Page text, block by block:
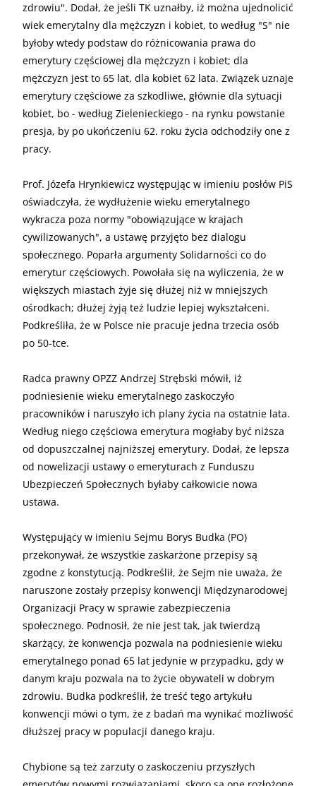
zdrowiu". Dodał, że jeśli TK uznałby, iż można ujednolicić
wiek emerytalny dla mężczyzn i kobiet, to według "S" nie
byłoby wtedy podstaw do różnicowania prawa do
emerytury częściowej dla mężczyzn i kobiet; dla
mężczyzn jest to 65 lat, dla kobiet 62 lata. Związek uznaje
emerytury częściowe za szkodliwe, głównie dla sytuacji
kobiet, bo - według Zielenieckiego - na rynku powstanie
presja, by po ukończeniu 62. roku życia odchodziły one z
pracy.
Prof. Józefa Hrynkiewicz występując w imieniu posłów PiS
oświadczyła, że wydłużenie wieku emerytalnego
wykracza poza normy "obowiązujące w krajach
cywilizowanych", a ustawę przyjęto bez dialogu
społecznego. Poparła argumenty Solidarności co do
emerytur częściowych. Powołała się na wyliczenia, że w
większych miastach żyje się dłużej niż w mniejszych
ośrodkach; dłużej żyją też ludzie lepiej wykształceni.
Podkreśliła, że w Polsce nie pracuje jedna trzecia osób
po 50-tce.
Radca prawny OPZZ Andrzej Strębski mówił, iż
podniesienie wieku emerytalnego zaskoczyło
pracowników i naruszyło ich plany życia na ostatnie lata.
Według niego częściowa emerytura mogłaby być niższa
od dopuszczalnej najniższej emerytury. Dodał, że lepsza
od nowelizacji ustawy o emeryturach z Funduszu
Ubezpieczeń Społecznych byłaby całkowicie nowa
ustawa.
Występujący w imieniu Sejmu Borys Budka (PO)
przekonywał, że wszystkie zaskarżone przepisy są
zgodne z konstytucją. Podkreślił, że Sejm nie uważa, że
naruszone zostały przepisy konwencji Międzynarodowej
Organizacji Pracy w sprawie zabezpieczenia
społecznego. Podnosił, że nie jest tak, jak twierdzą
skarżący, że konwencja pozwala na podniesienie wieku
emerytalnego ponad 65 lat jedynie w przypadku, gdy w
danym kraju pozwala na to życie obywateli w dobrym
zdrowiu. Budka podkreślił, że treść tego artykułu
konwencji mówi o tym, że z badań ma wynikać możliwość
dłuższej pracy w populacji danego kraju.
Chybione są też zarzuty o zaskoczeniu przyszłych